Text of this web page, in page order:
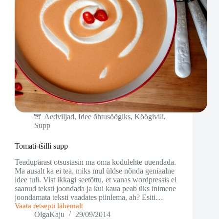
Aedviljad, Idee õhtusöögiks, Köögivili,
Supp
Tomati-tšilli supp
Teadupärast otsustasin ma oma kodulehte uuendada.
Ma ausalt ka ei tea, miks mul üldse nõnda geniaalne
idee tuli. Vist ikkagi seetõttu, et vanas wordpressis ei
saanud teksti joondada ja kui kaua peab üks inimene
joondamata teksti vaadates piinlema, ah? Esiti…
Vaata retsepti lähemalt
Tomati-
OlgaKaju 29/09/2014